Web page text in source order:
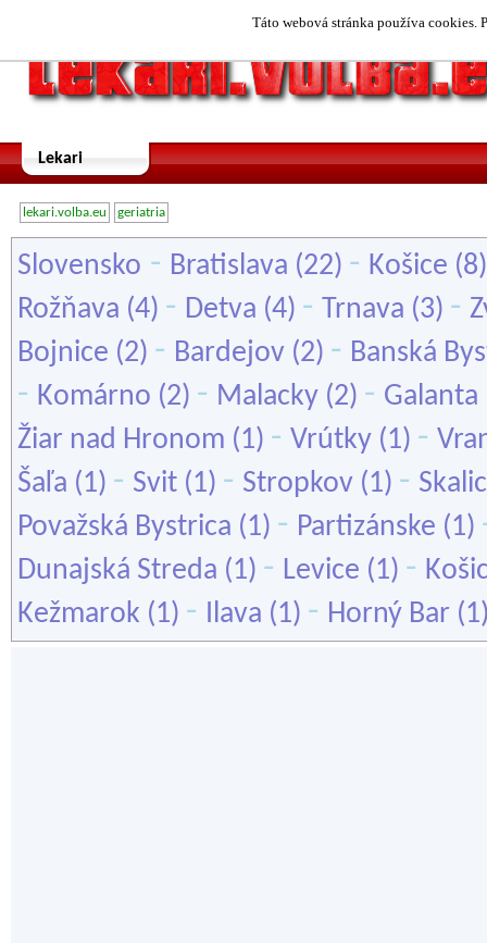
Táto webová stránka používa cookies.
Lekari
lekari.volba.eu geriatria
Slovensko - Bratislava (22) - Košice
Rožňava (4) - Detva (4) - Trnava (3) -
Bojnice (2) - Bardejov (2) - Banská
- Komárno (2) - Malacky (2) - Galanta
Žiar nad Hronom (1) - Vrútky (1) -
Šaľa (1) - Svit (1) - Stropkov (1) -
Považská Bystrica (1) - Partizánske (1)
Dunajská Streda (1) - Levice (1) -
Kežmarok (1) - Ilava (1) - Horný Bar